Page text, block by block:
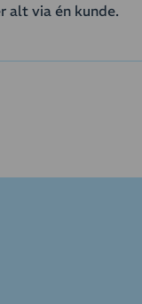
alt via én kunde.